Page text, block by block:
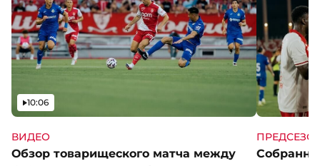
ВИДЕО
Обзор товарищеского матча между
Видео
10:06